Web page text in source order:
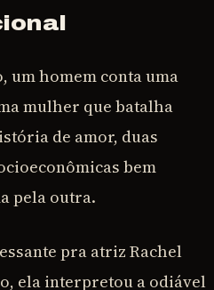
um homem conta uma
mulher que batalha
de amor, duas
bem
pela outra.
pra atriz Rachel
ela interpretou a odiável